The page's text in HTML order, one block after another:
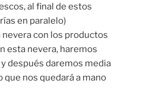
al final de estos
en paralelo)
con los productos
esta nevera, haremos
y después daremos media
nos quedará a mano